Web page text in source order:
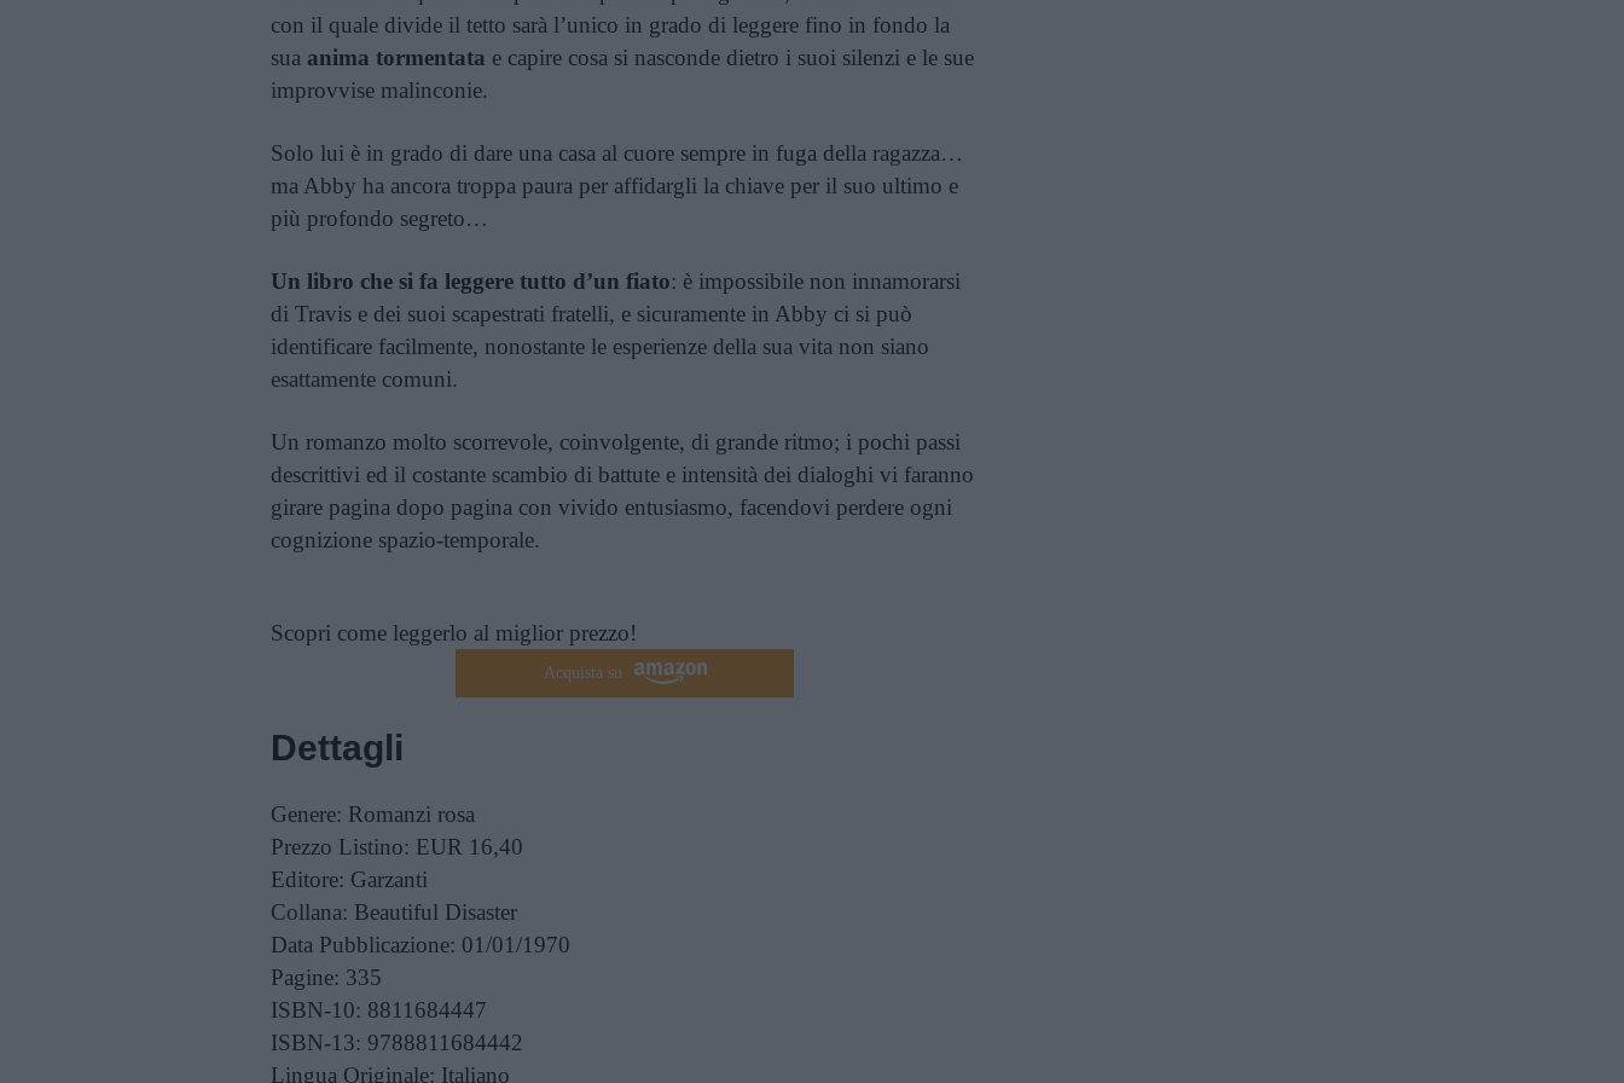
con il quale divide il tetto sarà l’unico in grado di leggere fino in fondo la
sua anima tormentata e capire cosa si nasconde dietro i suoi silenzi e le sue
improvvise malinconie.
Solo lui è in grado di dare una casa al cuore sempre in fuga della ragazza…
ma Abby ha ancora troppa paura per affidargli la chiave per il suo ultimo e
più profondo segreto…
Un libro che si fa leggere tutto d’un fiato: è impossibile non innamorarsi
di Travis e dei suoi scapestrati fratelli, e sicuramente in Abby ci si può
identificare facilmente, nonostante le esperienze della sua vita non siano
esattamente comuni.
Un romanzo molto scorrevole, coinvolgente, di grande ritmo; i pochi passi
descrittivi ed il costante scambio di battute e intensità dei dialoghi vi faranno
girare pagina dopo pagina con vivido entusiasmo, facendovi perdere ogni
cognizione spazio-temporale.
Scopri come leggerlo al miglior prezzo!
Acquista su
Dettagli
Genere: Romanzi rosa
Prezzo Listino: EUR 16,40
Editore: Garzanti
Collana: Beautiful Disaster
Data Pubblicazione: 01/01/1970
Pagine: 335
ISBN-10: 8811684447
ISBN-13: 9788811684442
Lingua Originale: Italiano